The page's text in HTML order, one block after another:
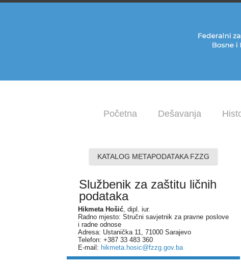
Početna Dešavanja
KATALOG METAPODATAKA FZZG
Službenik za zaštitu ličnih
podataka
Hikmeta Hošić, dipl. iur.
Radno mjesto: Stručni savjetnik za pravne poslove
i radne odnose
Adresa: Ustanička 11, 71000 Sarajevo
Telefon: +387 33 483 360
E-mail: hikmeta.hosic@fzzg.gov.ba